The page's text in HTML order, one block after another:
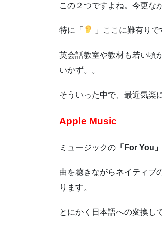
この２つですよね。今更な
特に「 」ここに難有りで
英会話教室や教材も若い頃
いかず。。
そういった中で、最近気楽
Apple Music
ミュージックの 「For You」
曲を聴きながらネイティブ
ります。
とにかく日本語への変換し